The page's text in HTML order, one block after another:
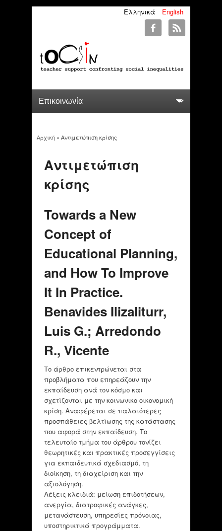
English
Ελληνικά
You are here
Αρχική» Αντιμετώπιση κρίσης
Αντιμετώπιση
κρίσης
Towards a New
Concept of
Educational Planning,
and How To Improve
It In Practice.
Benavides Ilizaliturr,
Luis G.; Arredondo
R., Vicente
Το άρθρο επικεντρώνεται στα
προβλήματα που επηρεάζουν την
εκπαίδευση ανά τον κόσμο και
σχετίζονται με την κοινωνικο οικονομική
κρίση. Αναφέρεται σε παλαιότερες
προσπάθειες βελτίωσης της κατάστασης
που αφορά στην εκπαίδευση. Το
τελευταίο τμήμα του άρθρου τονίζει
θεωρητικές και πρακτικές προσεγγίσεις
για εκπαιδευτικά σχεδιασμό, τη
διοίκηση, τη διαχείριση και την
αξιολόγηση.
Λέξεις κλειδιά: μείωση επιδοτήσεων,
ανεργία, διατροφικές ανάγκες,
μετανάστευση, υπηρεσίες πρόνοιας,
υποστηρικτικά προγράμματα.